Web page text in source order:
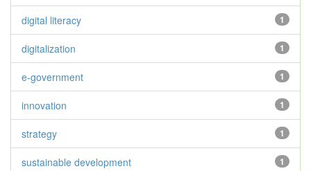
1
digital literacy
1
digitalization
1
e-government
1
innovation
1
strategy
1
sustainable development